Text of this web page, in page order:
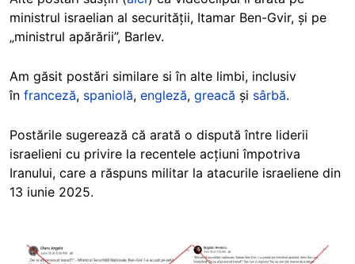
ministrul israelian al securității, Itamar Ben-Gvir, și pe
„ministrul apărării”, Barlev.
Am găsit postări similare si în alte limbi, inclusiv
în franceză, spaniolă, engleză, greacă și sârbă.
Postările sugerează că arată o dispută între liderii
israelieni cu privire la recentele acțiuni împotriva
Iranului, care a răspuns militar la atacurile israeliene din
13 iunie 2025.
Image